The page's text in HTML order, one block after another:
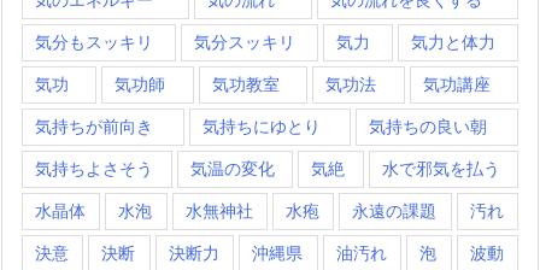
気分もスッキリ 気分スッキリ 気力 気力と体力
気功 気功師 気功教室 気功法 気功講座
気持ちが前向き 気持ちにゆとり 気持ちの良い朝
気持ちよさそう 気温の変化 気絶 水で邪気を払う
水晶体 水泡 水無神社 水疱 永遠の課題 汚れ
決意 決断 決断力 沖縄県 油汚れ 泡 波動